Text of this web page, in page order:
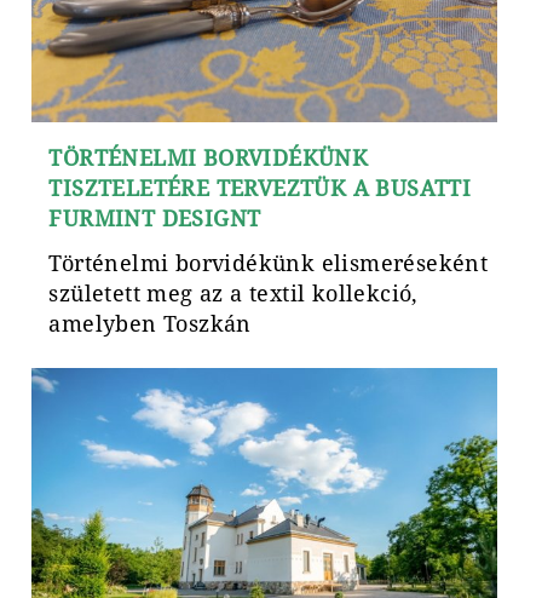
TÖRTÉNELMI BORVIDÉKÜNK
TISZTELETÉRE TERVEZTÜK A BUSATTI
FURMINT DESIGNT
Történelmi borvidékünk elismeréseként
született meg az a textil kollekció,
amelyben Toszkán